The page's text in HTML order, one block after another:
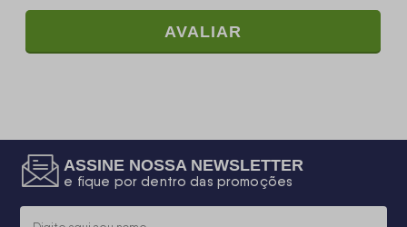
AVALIAR
ASSINE NOSSA NEWSLETTER
e fique por dentro das promoções